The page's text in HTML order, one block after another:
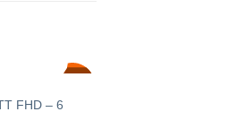
SALE!
FHD – 6